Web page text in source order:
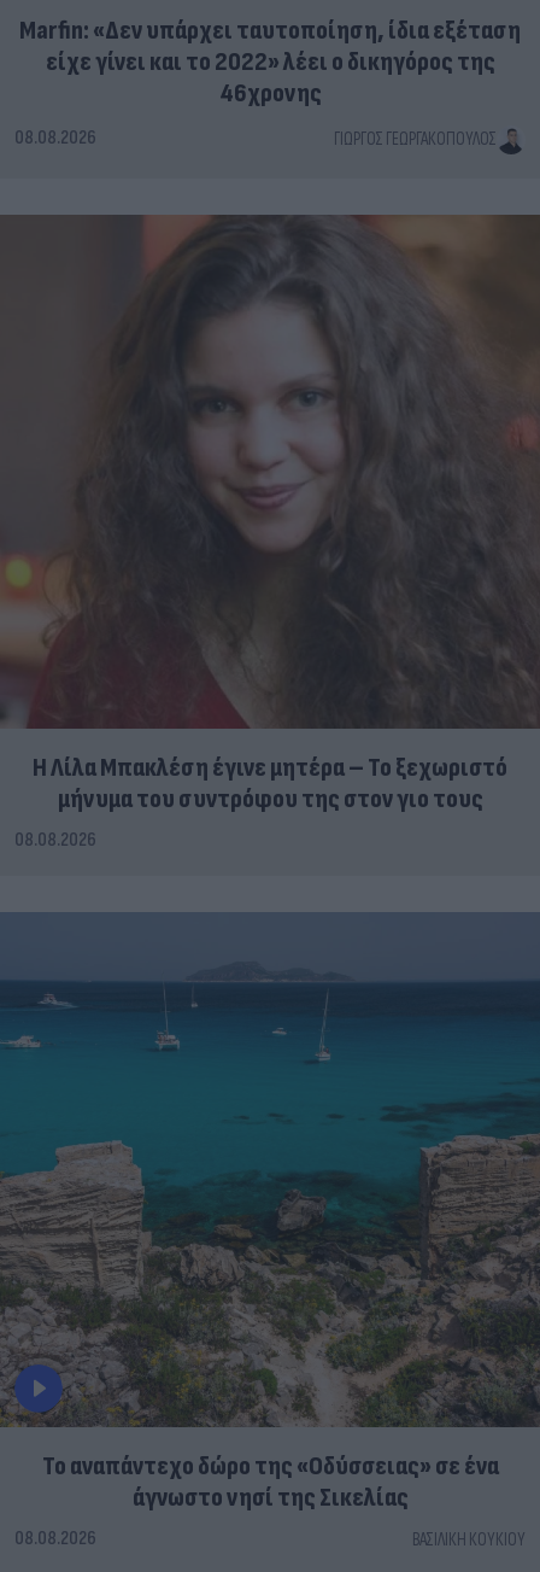
Marfin: «Δεν υπάρχει ταυτοποίηση, ίδια εξέταση
είχε γίνει και το 2022» λέει ο δικηγόρος της
46χρονης
08.08.2026 ΓΙΏΡΓΟΣ ΓΕΩΡΓΑΚΌΠΟΥΛΟΣ
Η Λίλα Μπακλέση έγινε μητέρα – Το ξεχωριστό
μήνυμα του συντρόφου της στον γιο τους
08.08.2026
To αναπάντεχο δώρο της «Οδύσσειας» σε ένα
άγνωστο νησί της Σικελίας
08.08.2026 ΒΑΣΙΛΙΚΉ ΚΟΥΚΊΟΥ